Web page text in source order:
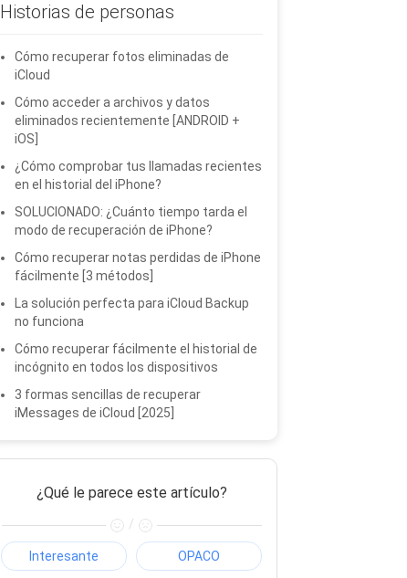
Historias de personas
Cómo recuperar fotos eliminadas de
iCloud
Cómo acceder a archivos y datos
eliminados recientemente [ANDROID +
iOS]
¿Cómo comprobar tus llamadas recientes
en el historial del iPhone?
SOLUCIONADO: ¿Cuánto tiempo tarda el
modo de recuperación de iPhone?
Cómo recuperar notas perdidas de iPhone
fácilmente [3 métodos]
La solución perfecta para iCloud Backup
no funciona
Cómo recuperar fácilmente el historial de
incógnito en todos los dispositivos
3 formas sencillas de recuperar
iMessages de iCloud [2025]
¿Qué le parece este artículo?
/
Interesante OPACO